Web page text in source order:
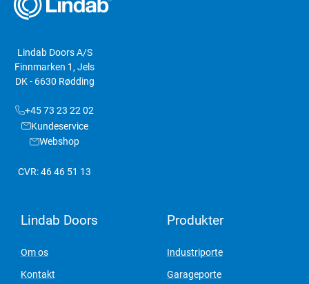
Lindab Doors A/S
Finnmarken 1, Jels
DK - 6630 Rødding
+45 73 23 22 02
Kundeservice
Webshop
CVR: 46 46 51 13
Lindab Doors
Om os
Kontakt
Produkter
Industriporte
Garageporte